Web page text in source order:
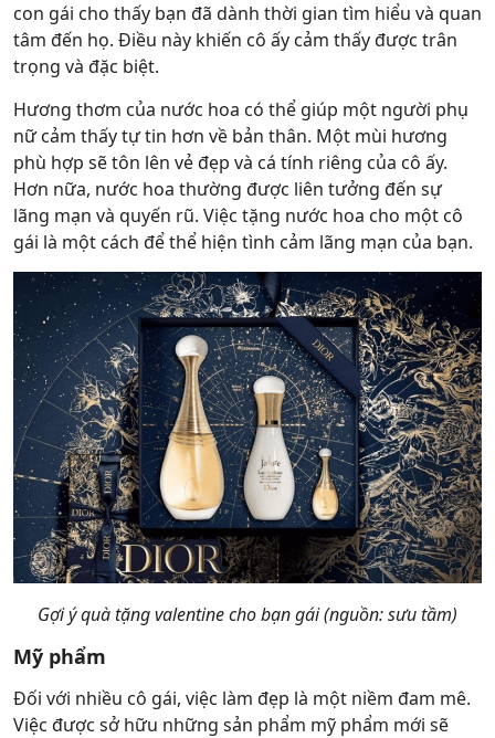
con gái cho thấy bạn đã dành thời gian tìm hiểu và quan
tâm đến họ. Điều này khiến cô ấy cảm thấy được trân
trọng và đặc biệt.
Hương thơm của nước hoa có thể giúp một người phụ
nữ cảm thấy tự tin hơn về bản thân. Một mùi hương
phù hợp sẽ tôn lên vẻ đẹp và cá tính riêng của cô ấy.
Hơn nữa, nước hoa thường được liên tưởng đến sự
lãng mạn và quyến rũ. Việc tặng nước hoa cho một cô
gái là một cách để thể hiện tình cảm lãng mạn của bạn.
Gợi ý quà tặng valentine cho bạn gái (nguồn: sưu tầm)
Mỹ phẩm
Đối với nhiều cô gái, việc làm đẹp là một niềm đam mê.
Việc được sở hữu những sản phẩm mỹ phẩm mới sẽ